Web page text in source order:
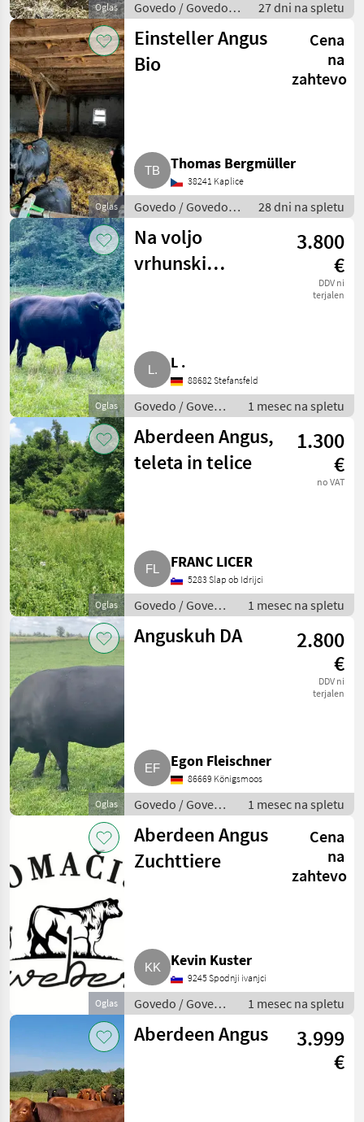
Oglas
Govedo / Govedo
Angus
27 dni na spletu
Oglas
Einsteller Angus
Bio
Cena
na
zahtevo
Thomas Bergmüller
38241 Kaplice
Govedo / Govedo
Angus
28 dni na spletu
Oglas
Na voljo
vrhunski
Angus
3.800
€
DDV ni
terjalen
L .
88682 Stefansfeld
Govedo / Govedo
Angus
1 mesec na spletu
Oglas
Aberdeen Angus,
teleta in telice
1.300
€
no VAT
FRANC LICER
5283 Slap ob Idrijci
Govedo / Govedo
Angus
1 mesec na spletu
Oglas
Anguskuh DA
2.800
€
DDV ni
terjalen
Egon Fleischner
86669 Königsmoos
Govedo / Govedo
Angus
1 mesec na spletu
Oglas
Aberdeen Angus
Zuchttiere
Cena
na
zahtevo
Kevin Kuster
9245 Spodnji ivanjci
Govedo / Govedo
Angus
1 mesec na spletu
Aberdeen Angus
3.999
€